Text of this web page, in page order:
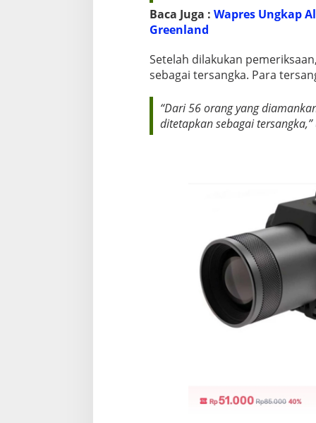
Baca Juga : Wapres Ungkap
Greenland
Setelah dilakukan
sebagai tersangka. Para
“Dari 56 orang yang
ditetapkan sebagai